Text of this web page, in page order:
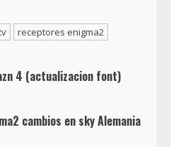
receptores enigma2
4 (actualizacion font)
cambios en sky Alemania